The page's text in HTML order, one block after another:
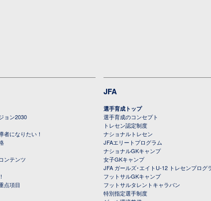
ョン2030
者になりたい！
ンテンツ
点項目
JFA
選手育成トップ
選手育成のコンセプト
トレセン認定制度
ナショナルトレセン
JFAエリートプログラム
ナショナルGKキャンプ
女子GKキャンプ
JFA ガールズ･エイトU-12 トレセンプログ
フットサルGKキャンプ
フットサルタレントキャラバン
特別指定選手制度